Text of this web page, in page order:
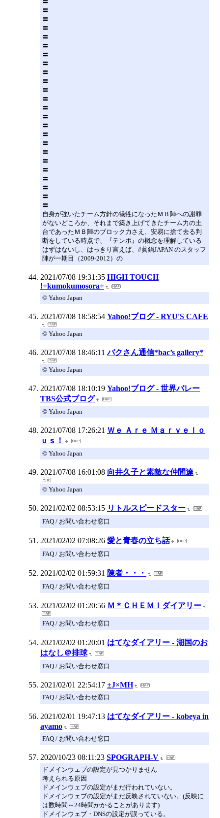
〓
〓
〓
〓
〓
〓
〓
〓
〓
〓
〓
〓
〓
〓
〓
〓
〓
〓
〓
〓
〓
〓
〓
自身が強いたチーム方針の犠牲になったＭＢ陣への謝罪
がないどころか、それまで築き上げてきたチーム力の土
台であったＭＢ陣のブロック力さえ、安易に捨て去る判
断をしている時点で、『テンポ』の概念を理解している
はずはないし、はっきり言えば、#眞鍋JAPAN のスタッフ
陣が一期目（2009-2012）の
2021/07/08 19:31:35 HIGH TOUCH
!+kumokumosora+
© Yahoo Japan
2021/07/08 18:58:54 Yahoo!ブログ - RYU'S CAFE
© Yahoo Japan
2021/07/08 18:46:11 バクさん通信*bac’s gallery*
© Yahoo Japan
2021/07/08 18:10:19 Yahoo!ブログ - 世界バレー
TBS公式ブログ
© Yahoo Japan
2021/07/08 17:26:21 Ｗｅ Ａｒｅ Ｍａｒｖｅｌｏ
ｕｓ！
© Yahoo Japan
2021/07/08 16:01:08 向井久子と素敵な仲間達
© Yahoo Japan
2021/02/02 08:53:15 リトルスピードスター
FAQ / お問い合わせ窓口
2021/02/02 07:08:26 愛と青春の立ち話
FAQ / お問い合わせ窓口
2021/02/02 01:59:31 陳者・・・
FAQ / お問い合わせ窓口
2021/02/02 01:20:56 Ｍ＊ＣＨＥＭＩダイアリー
FAQ / お問い合わせ窓口
2021/02/02 01:20:01 はてなダイアリー - 湖国のお
はなし＠排球
FAQ / お問い合わせ窓口
2021/02/01 22:54:17 ±J×MH
FAQ / お問い合わせ窓口
2021/02/01 19:47:13 はてなダイアリー - kobeya in
ayamo
FAQ / お問い合わせ窓口
2020/10/23 08:11:23 SPOGRAPH-V
ドメインウェブの設定が見つかりません
考えられる原因
ドメインウェブの設定がまだ行われていない。
ドメインウェブの設定がまだ反映されていない。(反映に
は数時間～24時間かかることがあります)
ドメインウェブ・DNSの設定が誤っている。